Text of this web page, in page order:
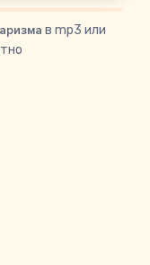
в mp3 или